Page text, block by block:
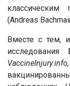
классическим
(Andreas
Вместе с тем,
VaccineInjury.info